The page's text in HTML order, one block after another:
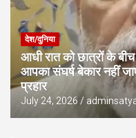
देश/दुनिया
आधी रात को छात्रों के
आपका संघर्ष बेकार नहीं
प्रहार
July 24, 2026